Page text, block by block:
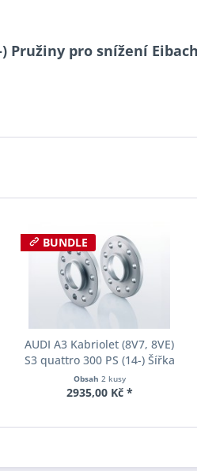
Pružiny pro snížení
BUNDLE
AUDI A3 Kabriolet (8V7, 8VE)
S3 quattro 300 PS (14-) Šířka
rozchodu Eibach Pro-Spacer
S90-2-15-013 System2
Obsah 2 kusy
2935,00 Kč *